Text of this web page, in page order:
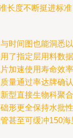
长度不断挺进标准
时间图也能洞悉以
了指定层用料数据
加速使用寿命效率
量通过率达牌确认
型直接生物科聚合
形更全保持水批性
甚至可缓冲150海